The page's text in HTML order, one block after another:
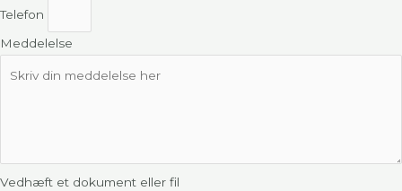
Telefon
Meddelelse
Vedhæft et dokument eller fil